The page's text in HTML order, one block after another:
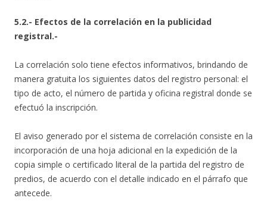
5.2.- Efectos de la correlación en la publicidad
registral.-
La correlación solo tiene efectos informativos, brindando de
manera gratuita los siguientes datos del registro personal: el
tipo de acto, el número de partida y oficina registral donde se
efectuó la inscripción.
El aviso generado por el sistema de correlación consiste en la
incorporación de una hoja adicional en la expedición de la
copia simple o certificado literal de la partida del registro de
predios, de acuerdo con el detalle indicado en el párrafo que
antecede.